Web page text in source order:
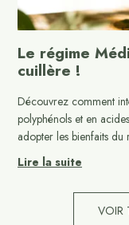
Le régime
cuillère !
Découvrez comment
polyphénols et en
adopter les bienfaits
Lire la suite
VOIR